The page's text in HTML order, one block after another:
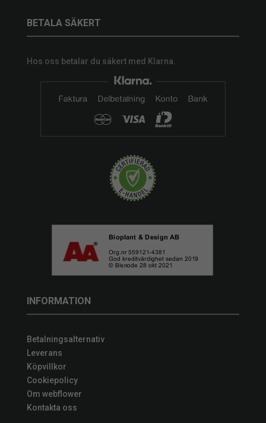
BETALA SÄKERT
Hos oss betalar du säkert med Klarna.
INFORMATION
Betalningsalternativ
Leverans
Köpvillkor
Cookiepolicy
Om webflower
Kontakta oss